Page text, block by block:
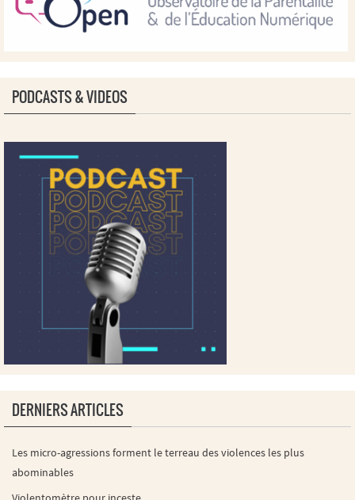
PODCASTS & VIDEOS
DERNIERS ARTICLES
Les micro-agressions forment le terreau des violences les plus
abominables